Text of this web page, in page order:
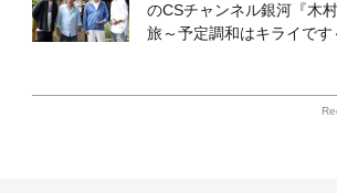
のCSチャンネル銀河『木
旅～予定調和はキライで